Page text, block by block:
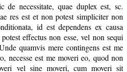
de necessitate, quae duplex est, sc.
res est et non potest simpliciter non
id est dependens ex causa
effectus non esse, vel non sequi
quamvis mere contingens est me
necesse est me moveri eo, quod non
vel sine moveri, cum moveri sit